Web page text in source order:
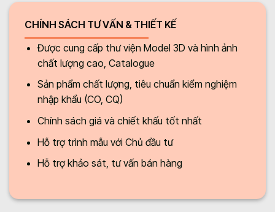
CHÍNH SÁCH TƯ VẤN & THIẾT KẾ
Được cung cấp thư viện Model 3D và hình ảnh
chất lượng cao, Catalogue
Sản phẩm chất lượng, tiêu chuẩn kiểm nghiệm
nhập khẩu (CO, CQ)
Chính sách giá và chiết khấu tốt nhất
Hỗ trợ trình mẫu với Chủ đầu tư
Hỗ trợ khảo sát, tư vấn bán hàng